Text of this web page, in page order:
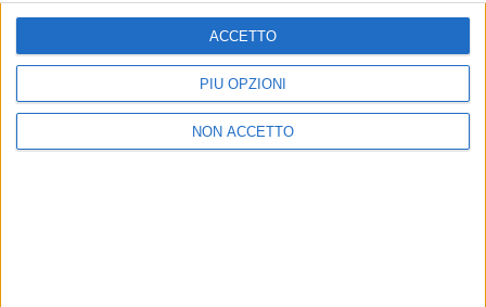
PIÙ OPZIONI
NON ACCETTO
ACCETTO
Dichiaro di aver letto e compreso l'informativa sulla privacy e
di dare il mio consenso alla ricezione di promozioni commerciali
Vedi POLITICA SULLA PRIVACY.